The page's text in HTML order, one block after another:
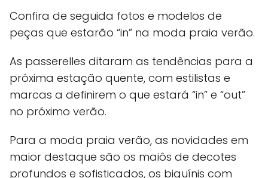
Confira de seguida fotos e modelos de
peças que estarão “in” na moda praia verão.
As passerelles ditaram as tendências para a
próxima estação quente, com estilistas e
marcas a definirem o que estará “in” e “out”
no próximo verão.
Para a moda praia verão, as novidades em
maior destaque são os maiôs de decotes
profundos e sofisticados, os biquínis com